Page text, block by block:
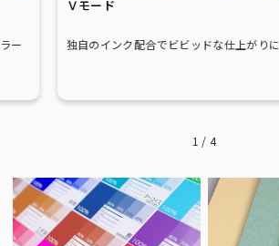
ー
Ｖモード
独自のインク配合でビビッドな仕上がりに
1 /4